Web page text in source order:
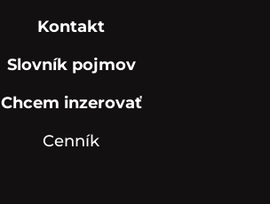
Kontakt
Slovník pojmov
Chcem inzerovať
Cenník